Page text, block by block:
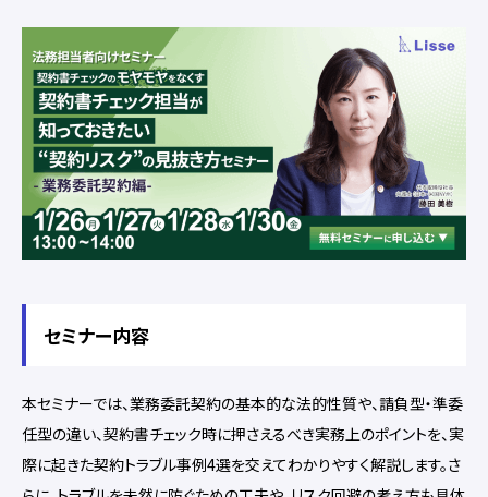
セミナー内容
本セミナーでは、業務委託契約の基本的な法的性質や、請負型・準委
任型の違い、契約書チェック時に押さえるべき実務上のポイントを、実
際に起きた契約トラブル事例4選を交えてわかりやすく解説します。さ